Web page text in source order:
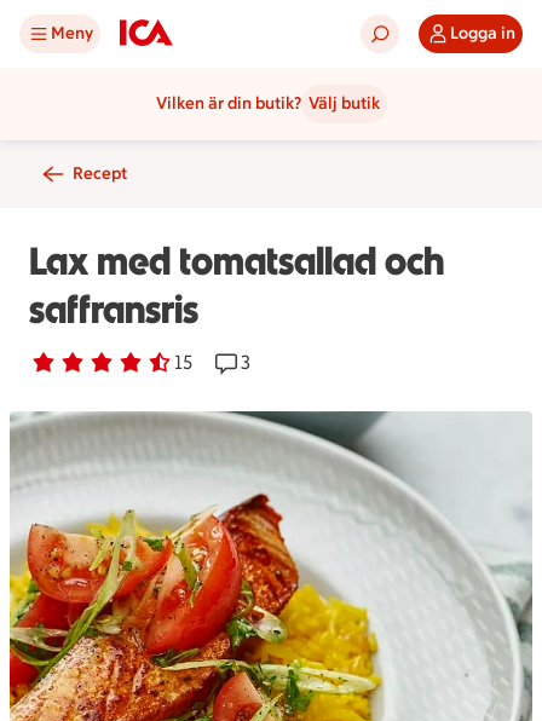
Meny Logga in
Vilken är din butik? Välj butik
Recept
Lax med tomatsallad och
saffransris
Betyg 4.1 av 5. 15
15 personer har röstatReceptet har 3 kommentarer
3